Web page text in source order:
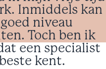
Inmiddels kan
niveau
Toch ben ik
een specialist
kent.